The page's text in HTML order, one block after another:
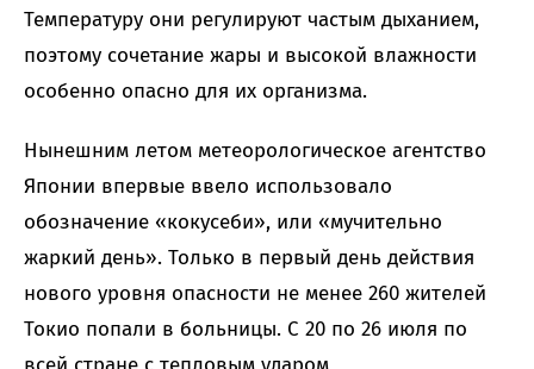
Температуру они регулируют частым дыханием,
поэтому сочетание жары и высокой влажности
особенно опасно для их организма.
Нынешним летом метеорологическое агентство
Японии впервые ввело использовало
обозначение «кокусеби», или «мучительно
жаркий день». Только в первый день действия
нового уровня опасности не менее 260 жителей
Токио попали в больницы. С 20 по 26 июля по